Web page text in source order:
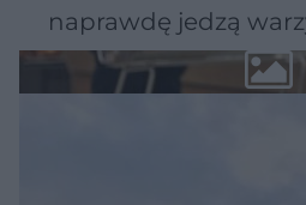
naprawdę jedzą